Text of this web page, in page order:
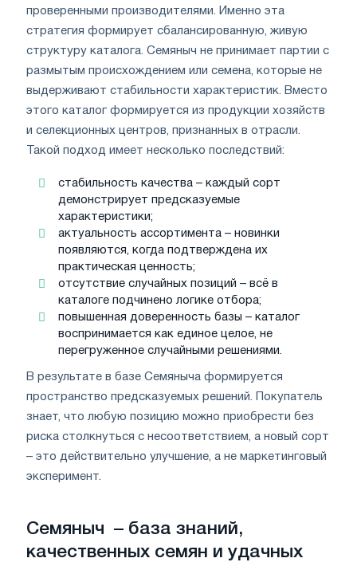
проверенными производителями. Именно эта
стратегия формирует сбалансированную, живую
структуру каталога. Семяныч не принимает партии с
размытым происхождением или семена, которые не
выдерживают стабильности характеристик. Вместо
этого каталог формируется из продукции хозяйств
и селекционных центров, признанных в отрасли.
Такой подход имеет несколько последствий:
стабильность качества – каждый сорт
демонстрирует предсказуемые
характеристики;
актуальность ассортимента – новинки
появляются, когда подтверждена их
практическая ценность;
отсутствие случайных позиций – всё в
каталоге подчинено логике отбора;
повышенная доверенность базы – каталог
воспринимается как единое целое, не
перегруженное случайными решениями.
В результате в базе Семяныча формируется
пространство предсказуемых решений. Покупатель
знает, что любую позицию можно приобрести без
риска столкнуться с несоответствием, а новый сорт
– это действительно улучшение, а не маркетинговый
эксперимент.
Семяныч – база знаний,
качественных семян и удачных